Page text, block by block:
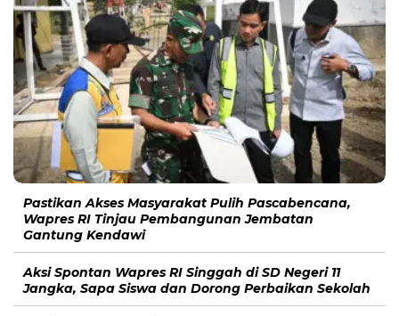
Pastikan Akses Masyarakat Pulih Pascabencana,
Wapres RI Tinjau Pembangunan Jembatan
Gantung Kendawi
Aksi Spontan Wapres RI Singgah di SD Negeri 11
Jangka, Sapa Siswa dan Dorong Perbaikan Sekolah